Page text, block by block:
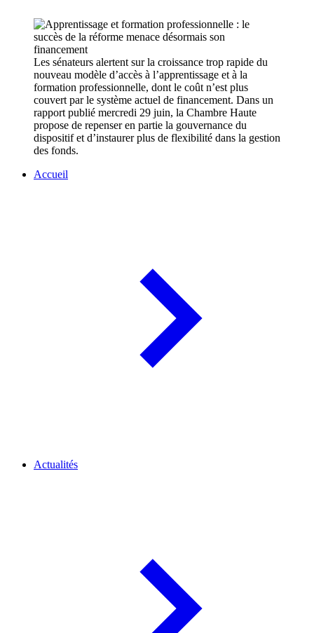
Les sénateurs alertent sur la croissance trop rapide du
nouveau modèle d’accès à l’apprentissage et à la
formation professionnelle, dont le coût n’est plus
couvert par le système actuel de financement. Dans un
rapport publié mercredi 29 juin, la Chambre Haute
propose de repenser en partie la gouvernance du
dispositif et d’instaurer plus de flexibilité dans la gestion
des fonds.
Accueil
Actualités